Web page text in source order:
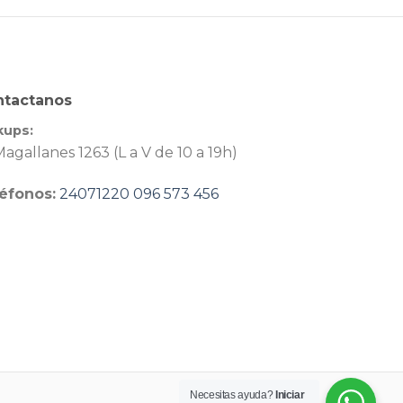
1263 (L a V de 10 a 19h)
24071220 096 573 456
Necesitas ayuda? Iniciar